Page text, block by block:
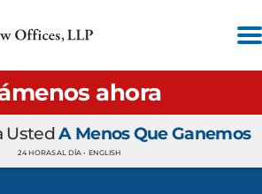
ahora
UstedA Menos Que Ganemos
24 HORAS AL DÍA • ENGLISH